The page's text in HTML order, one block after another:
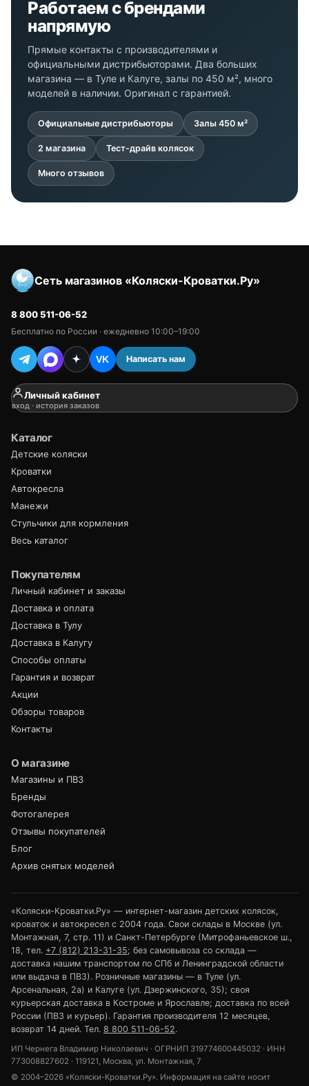
Работаем с брендами
напрямую
Прямые контакты с производителями и
официальными дистрибьюторами. Два больших
магазина — в Туле и Калуге, залы по 450 м², много
моделей в наличии. Оригинал с гарантией.
Официальные дистрибьюторы Залы 450 м²
2 магазина Тест-драйв колясок
Много отзывов
Сеть магазинов «Коляски-Кроватки.Ру»
8 800 511-06-52
Бесплатно по России · ежедневно 10:00–19:00
VK Написать нам
Личный кабинет
вход · история заказов
Каталог
Детские коляски
Кроватки
Автокресла
Манежи
Стульчики для кормления
Весь каталог
Покупателям
Личный кабинет и заказы
Доставка и оплата
Доставка в Тулу
Доставка в Калугу
Способы оплаты
Гарантия и возврат
Акции
Обзоры товаров
Контакты
О магазине
Магазины и ПВЗ
Бренды
Фотогалерея
Отзывы покупателей
Блог
Архив снятых моделей
«Коляски-Кроватки.Ру» — интернет-магазин детских колясок,
кроваток и автокресел с 2004 года. Свои склады в Москве (ул.
Монтажная, 7, стр. 11) и Санкт-Петербурге (Митрофаньевское ш.,
18, тел. +7 (812) 213-31-35; без самовывоза со склада —
доставка нашим транспортом по СПб и Ленинградской области
или выдача в ПВЗ). Розничные магазины — в Туле (ул.
Арсенальная, 2а) и Калуге (ул. Дзержинского, 35); своя
курьерская доставка в Костроме и Ярославле; доставка по всей
России (ПВЗ и курьер). Гарантия производителя 12 месяцев,
возврат 14 дней. Тел. 8 800 511-06-52.
ИП Чернега Владимир Николаевич · ОГРНИП 319774600445032 · ИНН
773008827602 · 119121, Москва, ул. Монтажная, 7
© 2004–2026 «Коляски-Кроватки.Ру». Информация на сайте носит